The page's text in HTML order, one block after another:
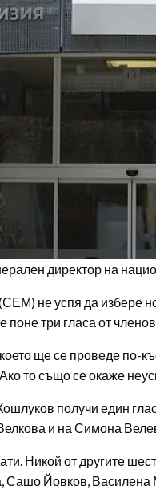
директор на
не успя да избере
поне три гласа от
ще се проведе по-
то също се окаже
получи един
и на Симона
Никой от другите
Йовков, Василена